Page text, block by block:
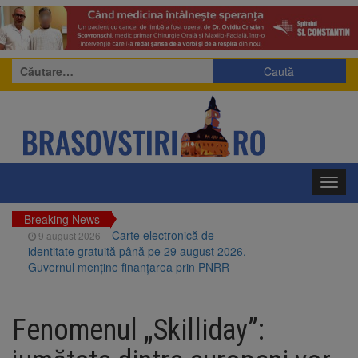
Caută
după:
Breaking News
9 august 2026
Carte electronică de
identitate gratuită până pe 29 august 2026.
Guvernul menține finanțarea prin PNRR
Brașovului vor fi restaurate. Contractul de
finanțare a fost semnat
Fenomenul „Skilliday”: